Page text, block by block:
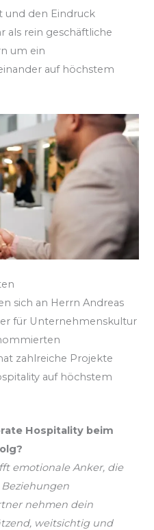
und den Eindruck
als rein geschäftliche
um ein
auf höchstem
sich an Herrn Andreas
für Unternehmenskultur
zahlreiche Projekte
auf höchstem
Hospitality beim
emotionale Anker, die
nehmen dein
weitsichtig und